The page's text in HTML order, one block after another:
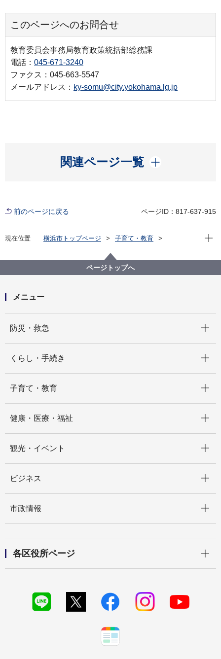
このページへのお問合せ
教育委員会事務局教育政策統括部総務課
電話： 045-671-3240
ファクス：045-663-5547
メールアドレス： ky-somu@city.yokohama.lg.jp
関連ページ一覧
開く
前のページに戻る ページID：817-637-915
現在位置 横浜市トップページ
子育て・教育
現在
ページトップへ
メニュー
防災・救急
くらし・手続き
子育て・教育
健康・医療・福祉
観光・イベント
ビジネス
市政情報
各区役所ページ